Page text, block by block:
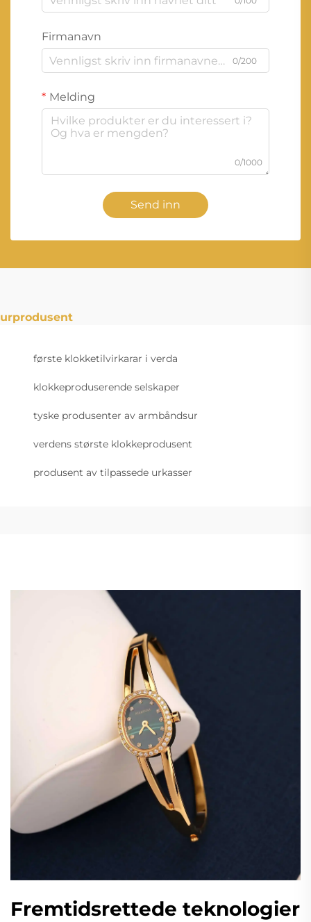
Firmanavn
0/200
Melding
0/1000
Send inn
urprodusent
første klokketilvirkarar i verda
klokkeproduserende selskaper
tyske produsenter av armbåndsur
verdens største klokkeprodusent
produsent av tilpassede urkasser
Fremtidsrettede teknologier